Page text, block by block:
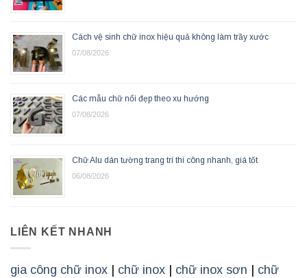
Cách vệ sinh chữ inox hiệu quả không làm trầy xước
07/08/2026
Các mẫu chữ nổi đẹp theo xu hướng
07/08/2026
Chữ Alu dán tường trang trí thi công nhanh, giá tốt
06/08/2026
LIÊN KẾT NHANH
gia công chữ inox chữ inox chữ inox sơn
chữ